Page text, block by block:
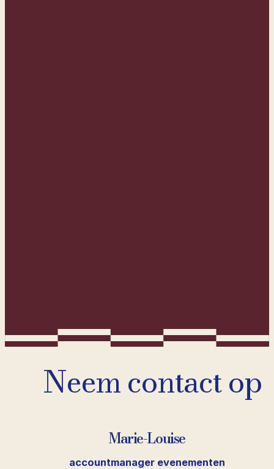
Neem contact op
Marie-Louise
accountmanager evenementen